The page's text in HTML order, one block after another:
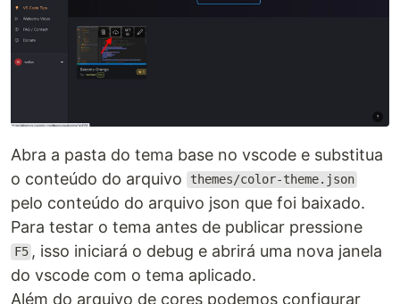
Abra a pasta do tema base no vscode e substitua
o conteúdo do arquivo
themes/color-theme.json
pelo conteúdo do arquivo json que foi baixado.
Para testar o tema antes de publicar pressione
F5 , isso iniciará o debug e abrirá uma nova janela
do vscode com o tema aplicado.
Além do arquivo de cores podemos configurar